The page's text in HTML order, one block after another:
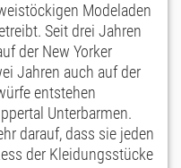
Modeladen
Seit drei Jahren
der New Yorker
Jahren auch auf der
entstehen
Unterbarmen.
darauf, dass sie jeden
der Kleidungsstücke